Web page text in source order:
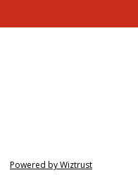
Powered by Wiztrust